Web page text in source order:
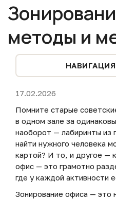
методы и
17.02.2026
Помните старые
в одном зале за
наоборот — лабиринты из
найти нужного человека
картой? И то, и другое —
офис — это грамотно
где у каждой активности
Зонирование офиса — это